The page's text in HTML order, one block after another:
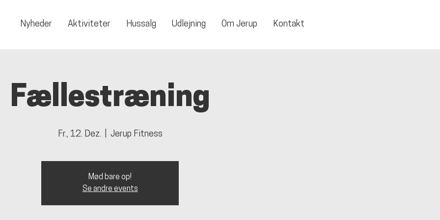
Nyheder Aktiviteter Hussalg Udlejning Om Jerup Kontakt
Fællestræning
Fr., 12. Dez. Jerup Fitness
Mød bare op!
Se andre events